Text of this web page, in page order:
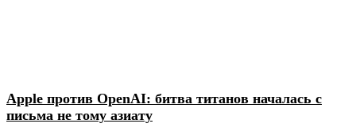
Apple против OpenAI: битва титанов началась с
письма не тому азиату